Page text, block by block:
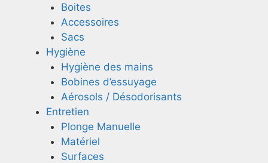
Boites
Accessoires
Sacs
Hygiène
Hygiène des mains
Bobines d’essuyage
Aérosols / Désodorisants
Entretien
Plonge Manuelle
Matériel
Surfaces